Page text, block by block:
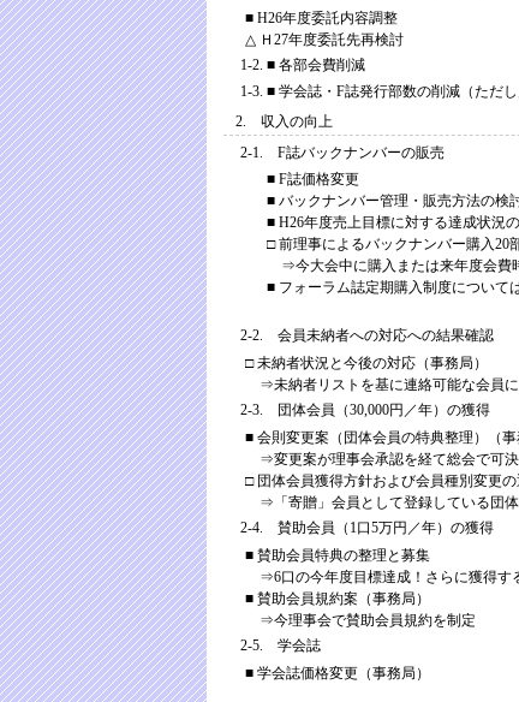
■ H26年度委託内容調整
△ Ｈ27年度委託先再検討
1-2. ■ 各部会費削減
1-3. ■ 学会誌・F誌発行部数の削減（ただ
2. 収入の向上
2-1. F誌バックナンバーの販売
■ F誌価格変更
■ バックナンバー管理・販売方法の検
■ H26年度売上目標に対する達成状況の
□ 前理事によるバックナンバー購入20
⇒今大会中に購入または来年度会費
■ フォーラム誌定期購入制度について
2-2. 会員未納者への対応への結果確認
□ 未納者状況と今後の対応（事務局）
⇒未納者リストを基に連絡可能な会員に
2-3. 団体会員（30,000円／年）の獲得
■ 会則変更案（団体会員の特典整理）（事
⇒変更案が理事会承認を経て総会で可決
□ 団体会員獲得方針および会員種別変更の
⇒「寄贈」会員として登録している団体
2-4. 賛助会員（1口5万円／年）の獲得
■ 賛助会員特典の整理と募集
⇒6口の今年度目標達成！さらに獲得す
■ 賛助会員規約案（事務局）
⇒今理事会で賛助会員規約を制定
2-5. 学会誌
■ 学会誌価格変更（事務局）